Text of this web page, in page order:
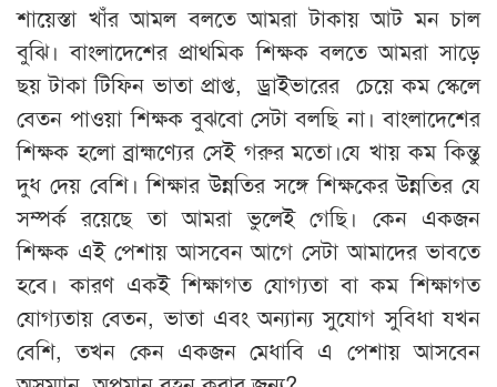
শায়েস্তা খাঁর আমল বলতে আমরা টাকায় আট মন চাল
বুঝি। বাংলাদেশের প্রাথমিক শিক্ষক বলতে আমরা সাড়ে
ছয় টাকা টিফিন ভাতা প্রাপ্ত, ড্রাইভারের চেয়ে কম স্কেলে
বেতন পাওয়া শিক্ষক বুঝবো সেটা বলছি না। বাংলাদেশের
শিক্ষক হলো ব্রাহ্মণ্যের সেই গরুর মতো।যে খায় কম কিন্তু
দুধ দেয় বেশি। শিক্ষার উন্নতির সঙ্গে শিক্ষকের উন্নতির যে
সম্পর্ক রয়েছে তা আমরা ভুলেই গেছি। কেন একজন
শিক্ষক এই পেশায় আসবেন আগে সেটা আমাদের ভাবতে
হবে। কারণ একই শিক্ষাগত যোগ্যতা বা কম শিক্ষাগত
যোগ্যতায় বেতন, ভাতা এবং অন্যান্য সুযোগ সুবিধা যখন
বেশি, তখন কেন একজন মেধাবি এ পেশায় আসবেন